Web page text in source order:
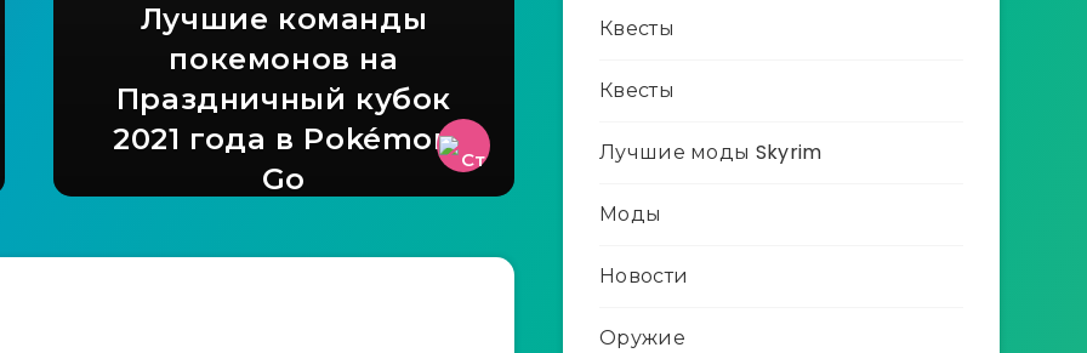
Лучшие команды
покемонов на
Праздничный кубок
2021 года в Pokémon
Go
Квесты
Квесты
Лучшие моды Skyrim
Моды
Новости
Оружие